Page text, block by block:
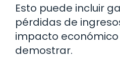
Esto puede incluir
pérdidas de
impacto
demostrar.